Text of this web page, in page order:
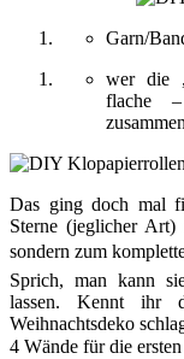
Garn/
wer die
flache
Das ging doch mal
Sterne (jeglicher
sondern zum
Sprich, man kann
lassen. Kennt ihr
Weihnachtsdeko
4 Wände für die